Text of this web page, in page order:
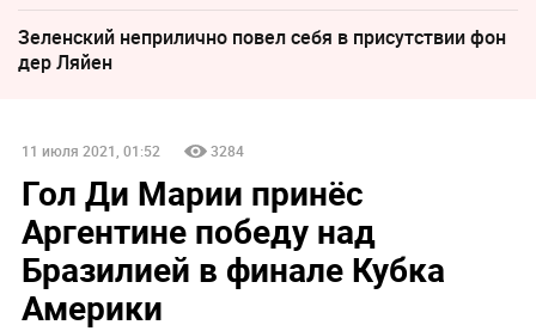
Зеленский неприлично повел cебя в присутствии фон
дер Ляйен
11 июля 2021, 01:52 3284
Гол Ди Марии принёс
Аргентине победу над
Бразилией в финале Кубка
Америки